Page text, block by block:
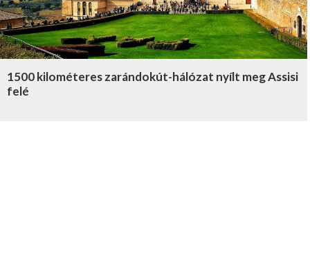
1500 kilométeres zarándokút-hálózat nyílt meg Assisi
felé